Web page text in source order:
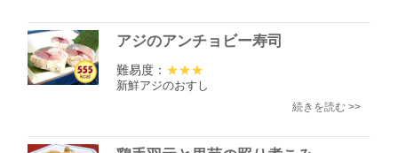
アジのアンチョビー寿司
難易度： ★★★
新鮮アジのおすし
続きを読む >>